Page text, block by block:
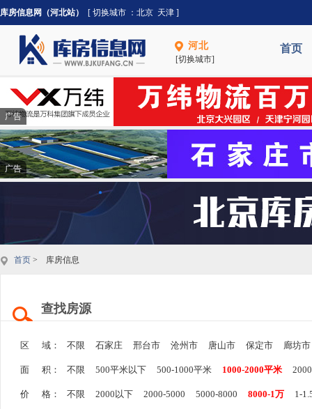
库房信息网（河北站） [ 切换城市 ： 北京 天津 ]
河北
[切换城市]
首页
广告
广告
首页 > 库房信息
查找房源
区 域： 不限 石家庄 邢台市 沧州市 唐山市 保定市 廊坊市
面 积： 不限 500平米以下 500-1000平米 1000-2000平米
价 格： 不限 2000以下 2000-5000 5000-8000 8000-1万 1-